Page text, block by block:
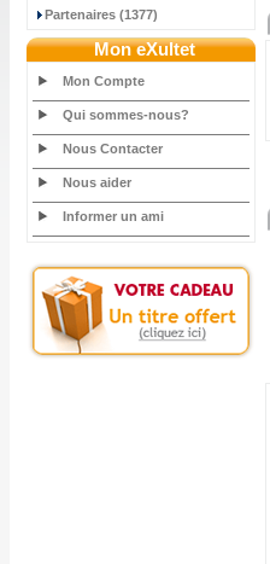
Partenaires (1377)
Mon eXultet
Mon Compte
Qui sommes-nous?
Nous Contacter
Nous aider
Informer un ami